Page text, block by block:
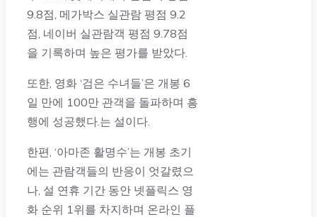
9.8점, 메가박스 실관람 평점 9.2
점, 네이버 실관람객 평점 9.78점
을 기록하며 높은 평가를 받았다.
또한, 영화 ‘검은 수녀들’은 개봉 6
일 만에 100만 관객을 돌파하며 흥
행에 성공했다.는 설이다.
한편, ‘아마존 활명수’는 개봉 초기
에는 관람객들의 반응이 엇갈렸으
나, 설 연휴 기간 동안 넷플릭스 영
화 순위 1위를 차지하며 온라인 플